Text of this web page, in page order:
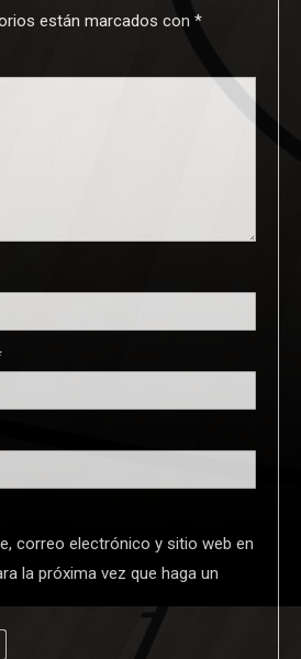
están marcados con *
correo electrónico y sitio web en
la próxima vez que haga un